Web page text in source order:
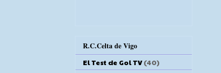
R.C.Celta de Vigo
El Test de Gol TV (40)